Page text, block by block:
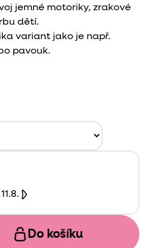
jemné motoriky, zrakové
dětí.
variant jako je např.
pavouk.
Do košíku